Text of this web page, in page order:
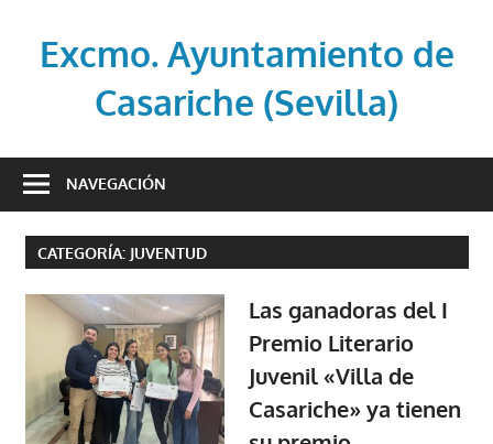
contenidoExcmo. Ayuntamiento de
Casariche (Sevilla)
oficial
Ayuntamiento
de
Casariche
(Sevilla)
NAVEGACIÓN
CATEGORÍA: JUVENTUD
Las ganadoras del I
Premio Literario
Juvenil «Villa de
Casariche» ya tienen